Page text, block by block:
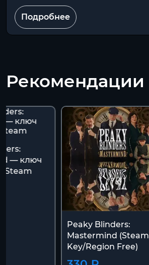
Подробнее
Рекомендации
— ключ
Steam
Peaky Blinders:
Mastermind (Steam
Key/Region Free)